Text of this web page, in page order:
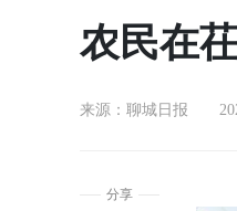
农民在
来源：聊城日报
分享